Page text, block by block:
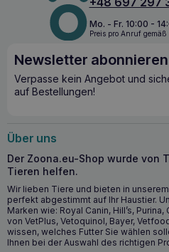
Mo. - Fr. 10:00 -
Preis pro Anruf gemäß
Newsletter abonnieren
Verpasse kein Angebot und
auf Bestellungen!
Über uns
Der Zoona.eu-Shop wurde von
Tieren helfen.
Wir lieben Tiere und bieten in
perfekt abgestimmt auf Ihr Haustier.
Marken wie: Royal Canin, Hill’s,
von VetPlus, Vetoquinol, Bayer,
wissen, welches Futter Sie wählen
Ihnen bei der Auswahl des richtigen